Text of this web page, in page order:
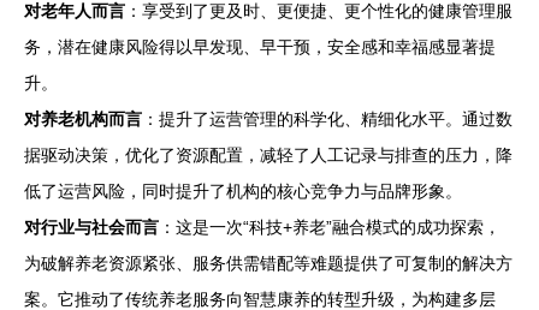
对老年人而言 ：享受到了更及时、更便捷、更个性化的健康管理服
务，潜在健康风险得以早发现、早干预，安全感和幸福感显著提
升。
对养老机构而言 ：提升了运营管理的科学化、精细化水平。通过数
据驱动决策，优化了资源配置，减轻了人工记录与排查的压力，降
低了运营风险，同时提升了机构的核心竞争力与品牌形象。
对行业与社会而言 ：这是一次“科技+养老”融合模式的成功探索，
为破解养老资源紧张、服务供需错配等难题提供了可复制的解决方
案。它推动了传统养老服务向智慧康养的转型升级，为构建多层